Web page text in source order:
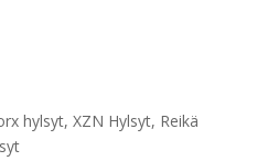
hylsyt, XZN Hylsyt, Reikä